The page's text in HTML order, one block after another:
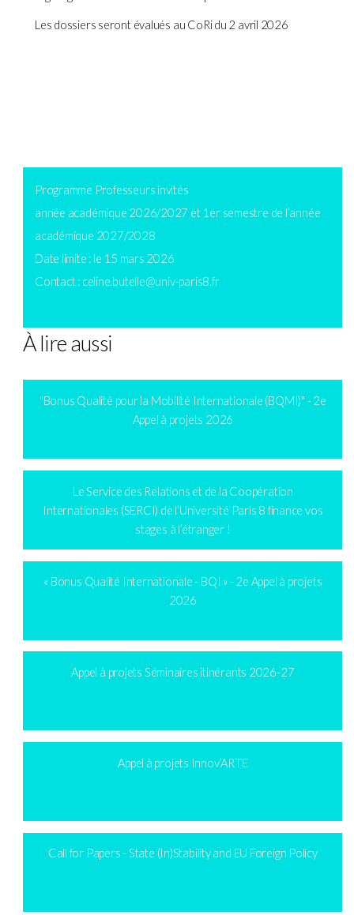
Les dossiers seront évalués au CoRi du 2 avril 2026
Programme Professeurs invités
année académique 2026/2027 et 1er semestre de l’année
académique 2027/2028
Date limite : le 15 mars 2026
Contact : celine.butelle@univ-paris8.fr
À lire aussi
"Bonus Qualité pour la Mobilité Internationale (BQMI)" - 2e
Appel à projets 2026
Le Service des Relations et de la Coopération
Internationales (SERCI) de l’Université Paris 8 finance vos
stages à l’étranger !
« Bonus Qualité Internationale - BQI » - 2e Appel à projets
2026
Appel à projets Séminaires itinérants 2026-27
Appel à projets Innov’ARTE
Call for Papers - State (In)Stability and EU Foreign Policy